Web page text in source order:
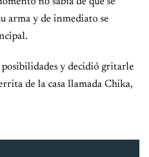
arma y de inmediato se
posibilidades y decidió gritarle
de la casa llamada Chika,